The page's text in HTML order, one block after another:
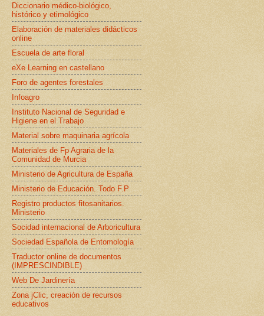
Diccionario médico-biológico,
histórico y etimológico
Elaboración de materiales didácticos
online
Escuela de arte floral
eXe Learning en castellano
Foro de agentes forestales
Infoagro
Instituto Nacional de Seguridad e
Higiene en el Trabajo
Material sobre maquinaria agrícola
Materiales de Fp Agraria de la
Comunidad de Murcia
Ministerio de Agricultura de España
Ministerio de Educación. Todo F.P
Registro productos fitosanitarios.
Ministerio
Socidad internacional de Arboricultura
Sociedad Española de Entomología
Traductor online de documentos
(IMPRESCINDIBLE)
Web De Jardinería
Zona jClic, creación de recursos
educativos